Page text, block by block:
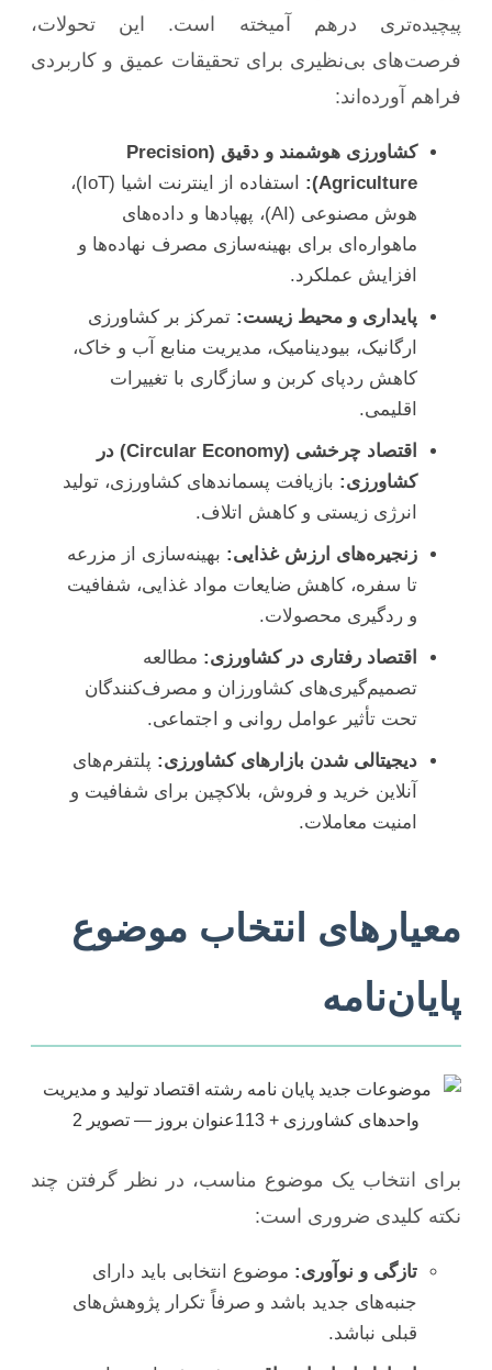
پیچیده‌تری درهم آمیخته است. این تحولات،
فرصت‌های بی‌نظیری برای تحقیقات عمیق و کاربردی
فراهم آورده‌اند:
کشاورزی هوشمند و دقیق (Precision
Agriculture):
استفاده از اینترنت اشیا (IoT)،
هوش مصنوعی (AI)، پهپادها و داده‌های
ماهواره‌ای برای بهینه‌سازی مصرف نهاده‌ها و
افزایش عملکرد.
پایداری و محیط زیست: تمرکز بر کشاورزی
ارگانیک، بیودینامیک، مدیریت منابع آب و خاک،
کاهش ردپای کربن و سازگاری با تغییرات
اقلیمی.
اقتصاد چرخشی (Circular Economy) در
کشاورزی: بازیافت پسماندهای کشاورزی، تولید
انرژی زیستی و کاهش اتلاف.
زنجیره‌های ارزش غذایی: بهینه‌سازی از مزرعه
تا سفره، کاهش ضایعات مواد غذایی، شفافیت
و ردگیری محصولات.
اقتصاد رفتاری در کشاورزی: مطالعه
تصمیم‌گیری‌های کشاورزان و مصرف‌کنندگان
تحت تأثیر عوامل روانی و اجتماعی.
دیجیتالی شدن بازارهای کشاورزی: پلتفرم‌های
آنلاین خرید و فروش، بلاکچین برای شفافیت و
امنیت معاملات.
معیارهای انتخاب موضوع
پایان‌نامه
برای انتخاب یک موضوع مناسب، در نظر گرفتن چند
نکته کلیدی ضروری است:
تازگی و نوآوری: موضوع انتخابی باید دارای
جنبه‌های جدید باشد و صرفاً تکرار پژوهش‌های
قبلی نباشد.